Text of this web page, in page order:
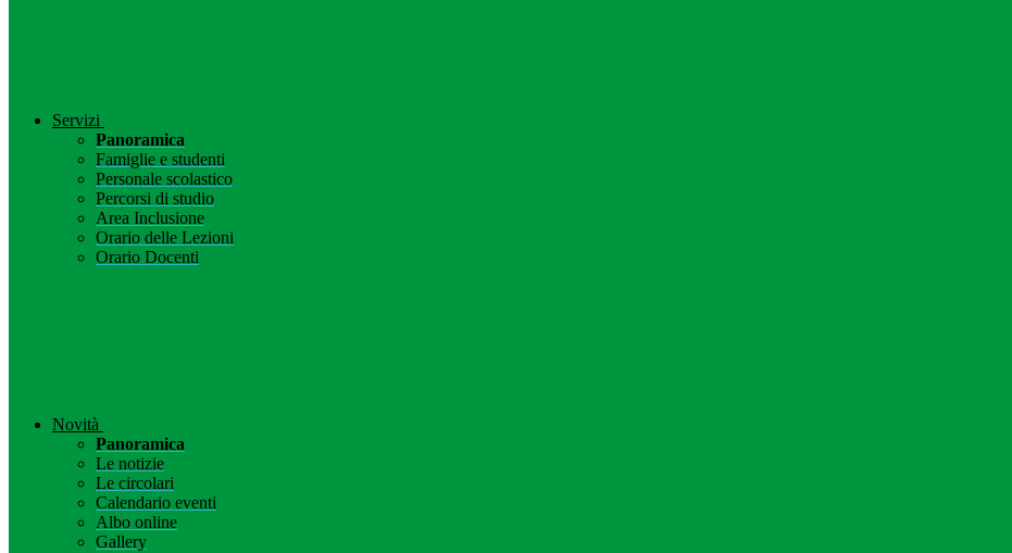
Servizi
Panoramica
Famiglie e studenti
Personale scolastico
Percorsi di studio
Area Inclusione
Orario delle Lezioni
Orario Docenti
Novità
Panoramica
Le notizie
Le circolari
Calendario eventi
Albo online
Gallery